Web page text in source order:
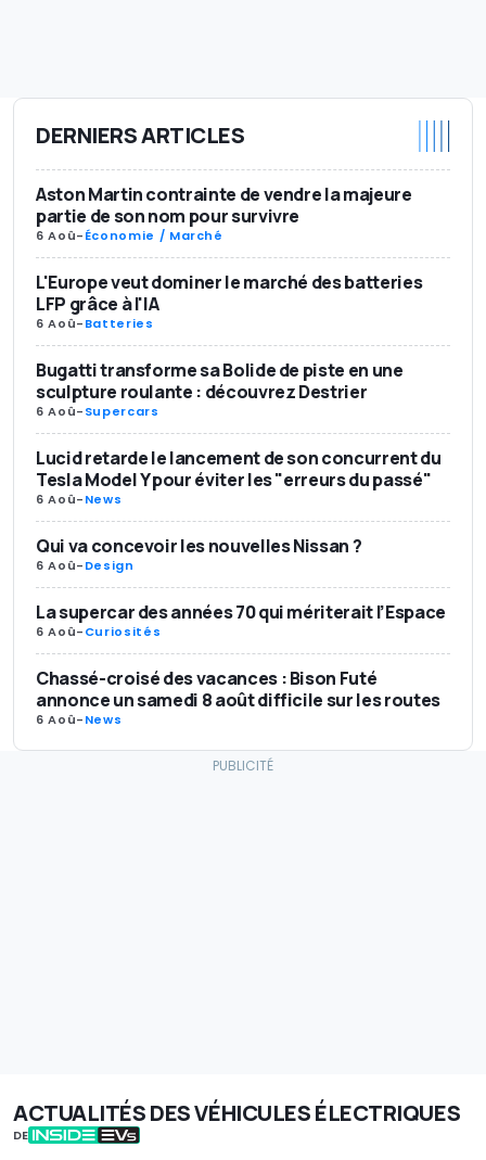
DERNIERS ARTICLES
Aston Martin contrainte de vendre la majeure
partie de son nom pour survivre
6 Aoû-Économie / Marché
L'Europe veut dominer le marché des batteries
LFP grâce à l'IA
6 Aoû-Batteries
Bugatti transforme sa Bolide de piste en une
sculpture roulante : découvrez Destrier
6 Aoû-Supercars
Lucid retarde le lancement de son concurrent du
Tesla Model Y pour éviter les "erreurs du passé"
6 Aoû-News
Qui va concevoir les nouvelles Nissan ?
6 Aoû-Design
La supercar des années 70 qui mériterait l’Espace
6 Aoû-Curiosités
Chassé-croisé des vacances : Bison Futé
annonce un samedi 8 août difficile sur les routes
6 Aoû-News
ACTUALITÉS DES VÉHICULES ÉLECTRIQUES
DE